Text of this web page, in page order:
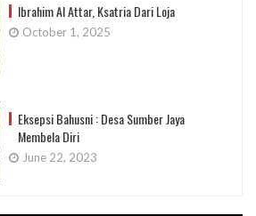
Ibrahim Al Attar, Ksatria Dari Loja
October 1, 2025
Eksepsi Bahusni : Desa Sumber Jaya
Membela Diri
June 22, 2023